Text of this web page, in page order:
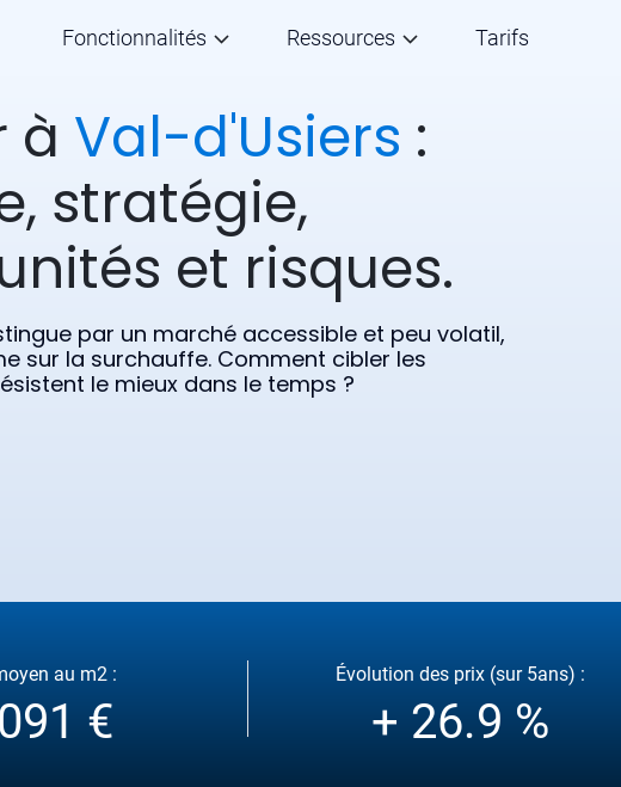
Fonctionnalités Ressources Tarifs
à Val-d'Usiers :
stratégie,
et risques.
par un marché accessible et peu volatil,
sur la surchauffe. Comment cibler les
le mieux dans le temps ?
au m2 :
€
Évolution des prix (sur 5ans) :
+ 26.9 %